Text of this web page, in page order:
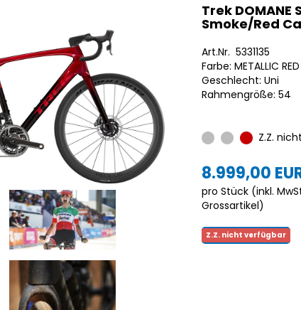
Trek DOMANE
Smoke/Red
Art.Nr. 5331135
Farbe: METALLIC
Geschlecht: Uni
Rahmengröße: 54
Z.Z.
8.999,00
pro Stück (inkl.
Grossartikel)
Z.Z. nicht verfügbar